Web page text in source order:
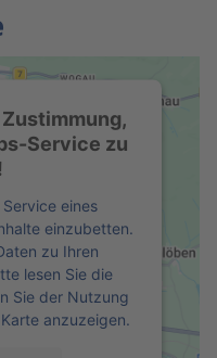
Service zu
eines
einzubetten.
zu Ihren
lesen Sie die
Sie der Nutzung
anzuzeigen.